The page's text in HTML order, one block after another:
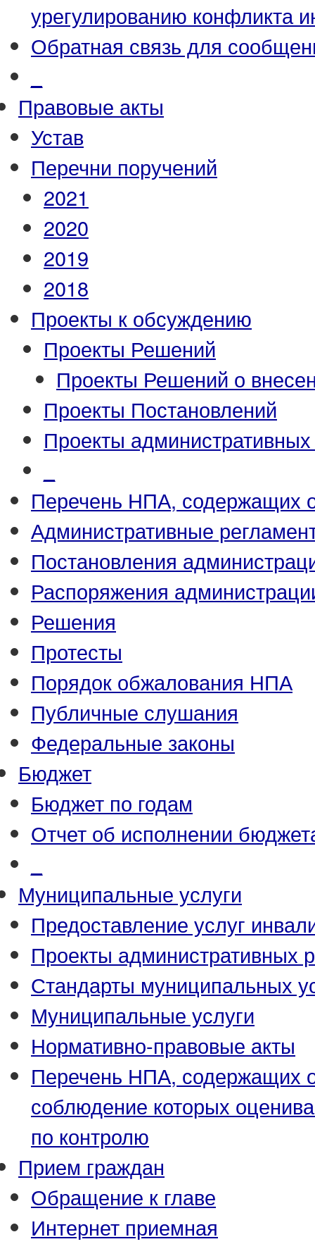
урегулированию конфликта
Обратная связь для
Правовые акты
Устав
Перечни поручений
2021
2020
2019
2018
Проекты к обсуждению
Проекты Решений
Проекты Решений о
Проекты Постановлений
Проекты
Перечень НПА, содержащих
Административные
Постановления
Распоряжения
Решения
Протесты
Порядок обжалования НПА
Публичные слушания
Федеральные законы
Бюджет
Бюджет по годам
Отчет об исполнении
Муниципальные услуги
Предоставление услуг
Проекты административных
Стандарты муниципальных
Муниципальные услуги
Нормативно-правовые акты
Перечень НПА, содержащих
соблюдение которых
по контролю
Прием граждан
Обращение к главе
Интернет приемная